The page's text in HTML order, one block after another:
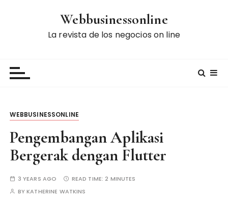
Webbusinessonline
La revista de los negocios on line
WEBBUSINESSONLINE
Pengembangan Aplikasi
Bergerak dengan Flutter
3 YEARS AGO READ TIME:2 MINUTES
BYKATHERINE WATKINS